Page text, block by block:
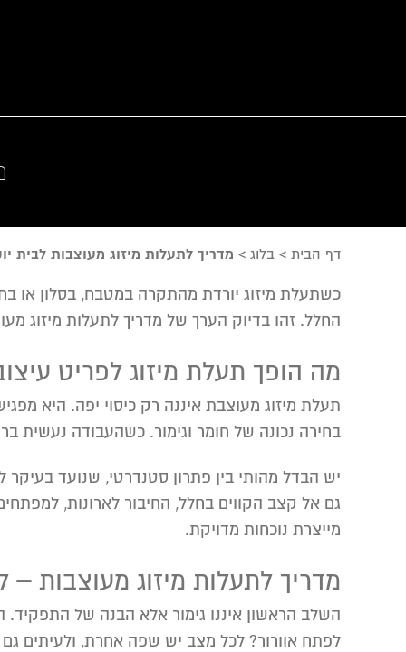
דף הבית > בלוג > מדריך לתעלות מיזוג מעוצבות לבית
כשתעלת מיזוג יורדת מהתקרה במטבח, בסלון או
החלל. זהו בדיוק הערך של מדריך לתעלות מיזוג
מה הופך תעלת מיזוג לפריט
תעלת מיזוג מעוצבת איננה רק כיסוי יפה. היא
בחירה נכונה של חומר וגימור. כשהעבודה
יש הבדל מהותי בין פתרון סטנדרטי, שנועד
גם אל קצב הקווים בחלל, החיבור לארונות,
מייצרת נוכחות מדויקת.
מדריך לתעלות מיזוג מעוצבות –
השלב הראשון איננו גימור אלא הבנה של
לפתח אוורור? לכל מצב יש שפה אחרת, ולעיתים